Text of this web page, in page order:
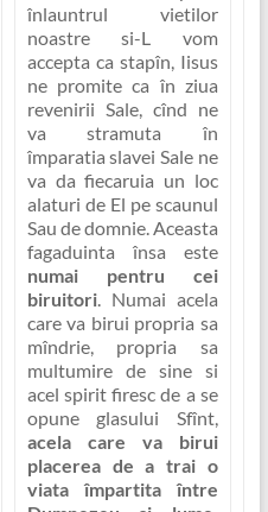
înlauntrul vietilor
noastre si-L vom
accepta ca stapîn, Iisus
ne promite ca în ziua
revenirii Sale, cînd ne
va stramuta în
împaratia slavei Sale ne
va da fiecaruia un loc
alaturi de El pe scaunul
Sau de domnie. Aceasta
fagaduinta însa este
numai pentru cei
biruitori. Numai acela
care va birui propria sa
mîndrie, propria sa
multumire de sine si
acel spirit firesc de a se
opune glasului Sfînt,
acela care va birui
placerea de a trai o
viata împartita între